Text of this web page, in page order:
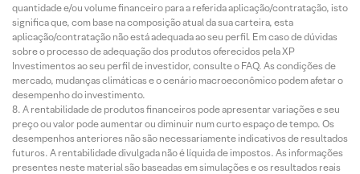
quantidade e/ou volume financeiro para a referida aplicação/contratação, isto
significa que, com base na composição atual da sua carteira, esta
aplicação/contratação não está adequada ao seu perfil. Em caso de dúvidas
sobre o processo de adequação dos produtos oferecidos pela XP
Investimentos ao seu perfil de investidor, consulte o FAQ. As condições de
mercado, mudanças climáticas e o cenário macroeconômico podem afetar o
desempenho do investimento.
A rentabilidade de produtos financeiros pode apresentar variações e seu
preço ou valor pode aumentar ou diminuir num curto espaço de tempo. Os
desempenhos anteriores não são necessariamente indicativos de resultados
futuros. A rentabilidade divulgada não é líquida de impostos. As informações
presentes neste material são baseadas em simulações e os resultados reais